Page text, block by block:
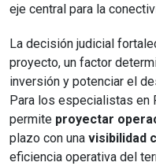
eje central para la
La decisión judicial
proyecto, un factor
inversión y potenciar el
Para los especialistas en
permite proyectar
plazo con una visibilidad
eficiencia operativa del